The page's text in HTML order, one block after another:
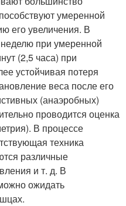
умеренной
его увеличения. В
при умеренной
(2,5 часа) при
устойчивая потеря
веса после его
(анаэробных)
проводится оценка
В процессе
техника
различные
и т. д. В
ожидать